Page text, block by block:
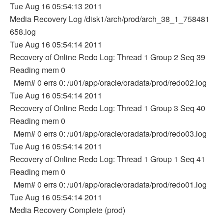
Tue Aug 16 05:54:13 2011
Media Recovery Log /disk1/arch/prod/arch_38_1_758481
658.log
Tue Aug 16 05:54:14 2011
Recovery of Online Redo Log: Thread 1 Group 2 Seq 39
Reading mem 0
Mem# 0 errs 0: /u01/app/oracle/oradata/prod/redo02.log
Tue Aug 16 05:54:14 2011
Recovery of Online Redo Log: Thread 1 Group 3 Seq 40
Reading mem 0
Mem# 0 errs 0: /u01/app/oracle/oradata/prod/redo03.log
Tue Aug 16 05:54:14 2011
Recovery of Online Redo Log: Thread 1 Group 1 Seq 41
Reading mem 0
Mem# 0 errs 0: /u01/app/oracle/oradata/prod/redo01.log
Tue Aug 16 05:54:14 2011
Media Recovery Complete (prod)